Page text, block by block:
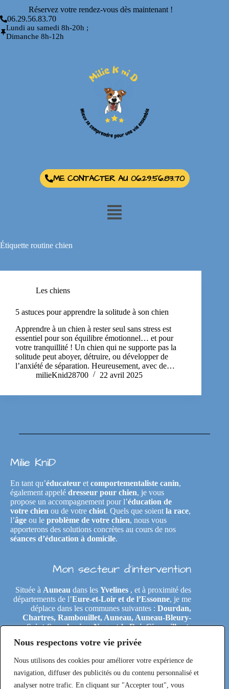
Nous respectons votre vie privée
Nous utilisons des cookies pour améliorer votre expérience de
navigation, diffuser des publicités ou du contenu personnalisé et
analyser notre trafic. En cliquant sur "Accepter tout", vous
Réservez votre rendez-vous dès maintenant !
06.29.56.83.70
Lundi au samedi 8h-20h ;
Dimanche 8h-12h
ME CONTACTER AU 06.29.56.83.70
Étiquette routine chien
Les chiens
5 astuces pour apprendre la solitude à son chien
Apprendre à un chien à rester seul sans stress est
essentiel pour son équilibre émotionnel… et pour
votre tranquillité ! Un chien qui ne supporte pas la
solitude peut aboyer, détruire, ou développer de
l’anxiété de séparation. Heureusement, avec de…
milieKnid28700
22 avril 2025
Milie KniD
En tant qu’éducateur et comportementaliste canin,
également appelé dresseur pour chien, je vous
propose un accompagnement pour l’éducation de
votre chien ou de votre chiot. Quels que soient la race,
l’âge ou le problème de votre chien, nous vous
apporterons des solutions concrètes au cours de nos
séances d’éducation à domicile.
Mon secteur d’intervention
Située à Auneau dans lesYvelines , et à proximité des
départements de l’Eure-et-Loir et de l’Essonne, je me
déplace dans les communes suivantes :Dourdan,
Chartres, Rambouillet, Auneau, Auneau-Bleury-
Saint-Symphorien, Nogent-le-Roi, Gironville-et-
Maintenon, Épernon, Le Perray-en-Yvelines,
Saint-Arnoult-en-Yvelines, Étréchy, Morigny-
Champigny, Saclas, Toury, Eole-en-Beauce, Les
Villages-Vovéens, Gallardon, Ouarville, Béville-le-